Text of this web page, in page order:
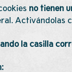
no tienen
Activándolas
la casilla